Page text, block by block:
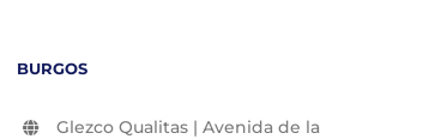
BURGOS
Glezco Qualitas | Avenida de la